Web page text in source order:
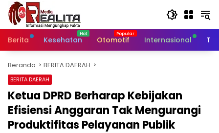
Langsung
konten
Berita
Kesehatan Otomotif Internasional
Beranda BERITA DAERAH
BERITA DAERAH
Ketua DPRD Berharap Kebijakan
Efisiensi Anggaran Tak Mengurangi
Produktifitas Pelayanan Publik